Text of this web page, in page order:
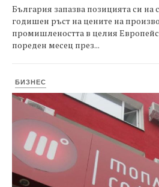
България запазва позицията си на
годишен ръст на цените на
промишлеността в целия
пореден месец през...
БИЗНЕС